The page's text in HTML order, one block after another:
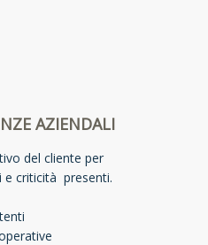
AZIENDALI
del cliente per
e criticità presenti.